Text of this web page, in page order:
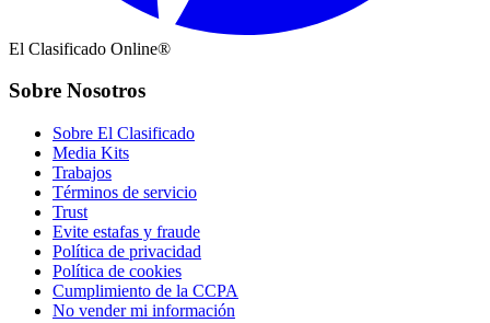
El Clasificado Online®
Sobre Nosotros
Sobre El Clasificado
Media Kits
Trabajos
Términos de servicio
Trust
Evite estafas y fraude
Política de privacidad
Política de cookies
Cumplimiento de la CCPA
No vender mi información